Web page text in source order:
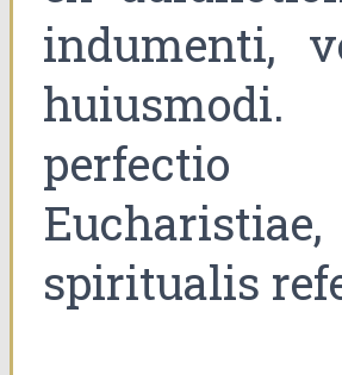
indumenti,
perfectio
spiritualis